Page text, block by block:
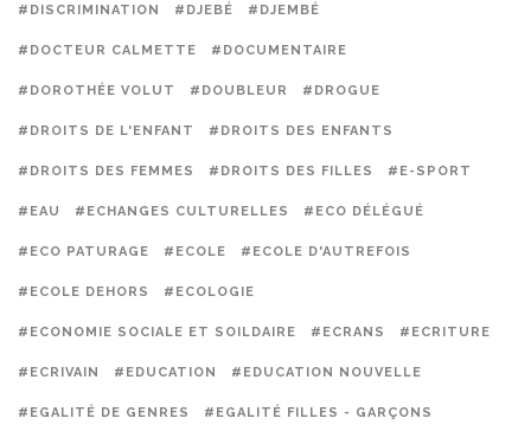
#DISCRIMINATION #DJEBÉ #DJEMBÉ
#DOCTEUR CALMETTE #DOCUMENTAIRE
#DOROTHÉE VOLUT #DOUBLEUR #DROGUE
#DROITS DE L'ENFANT #DROITS DES ENFANTS
#DROITS DES FEMMES #DROITS DES FILLES #E-SPORT
#EAU #ECHANGES CULTURELLES #ECO DÉLÉGUÉ
#ECO PATURAGE #ECOLE #ECOLE D'AUTREFOIS
#ECOLE DEHORS #ECOLOGIE
#ECONOMIE SOCIALE ET SOILDAIRE #ECRANS #ECRITURE
#ECRIVAIN #EDUCATION #EDUCATION NOUVELLE
#EGALITÉ DE GENRES #EGALITÉ FILLES - GARÇONS